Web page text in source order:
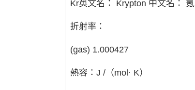
Kr英文名： Krypton 中文名： 氪
折射率：
(gas) 1.000427
熱容：J /（mol· K）